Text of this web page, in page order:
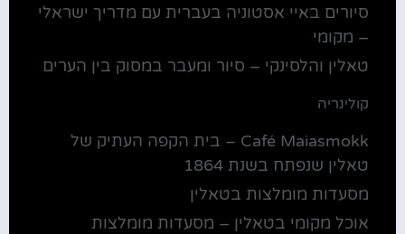
סיורים באיי אסטוניה בעברית עם מדריך ישראלי
– מקומי
טאלין והלסינקי – סיור ומעבר במסוק בין הערים
קולינריה
Café Maiasmokk – בית הקפה העתיק של
טאלין שנפתח בשנת 1864
מסעדות מומלצות בטאלין
אוכל מקומי בטאלין – מסעדות מומלצות